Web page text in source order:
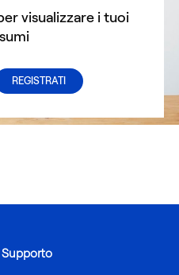
visualizzare i tuoi
REGISTRATI
Supporto